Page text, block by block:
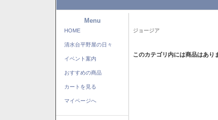
Menu
HOME
清水台平野屋の日々
イベント案内
おすすめの商品
カートを見る
マイページへ
ジョージア
このカテゴリ内には商品はあり